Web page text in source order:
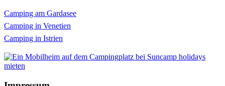
Camping am Gardasee
Camping in Venetien
Camping in Istrien